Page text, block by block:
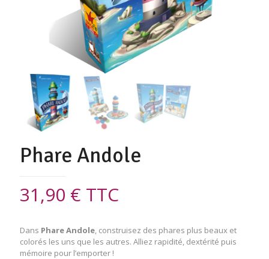
Phare Andole
31,90 € TTC
Dans Phare Andole , construisez des phares plus beaux et
colorés les uns que les autres. Alliez rapidité, dextérité puis
mémoire pour l’emporter !